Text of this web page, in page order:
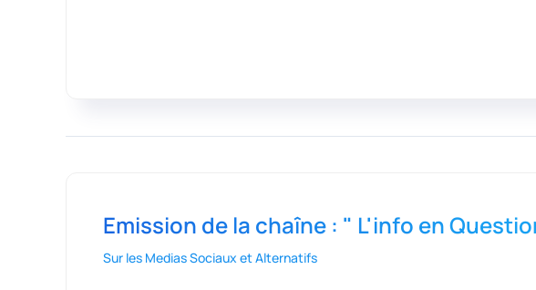
Emission de la chaîne : " L'info en
Sur les Medias Sociaux et Alternatifs